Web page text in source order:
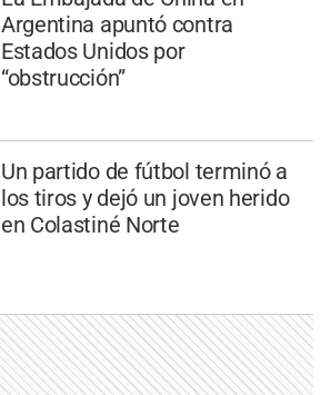
Argentina apuntó contra
Estados Unidos por
“obstrucción”
Un partido de fútbol terminó a
los tiros y dejó un joven herido
en Colastiné Norte